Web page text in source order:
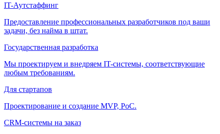
IT-Аутстаффинг
Предоставление профессиональных разработчиков под ваши
задачи, без найма в штат.
Государственная разработка
Мы проектируем и внедряем IT-системы, соответствующие
любым требованиям.
Для стартапов
Проектирование и создание MVP, PoC.
CRM-системы на заказ